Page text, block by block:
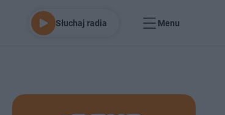
Słuchaj radia Menu